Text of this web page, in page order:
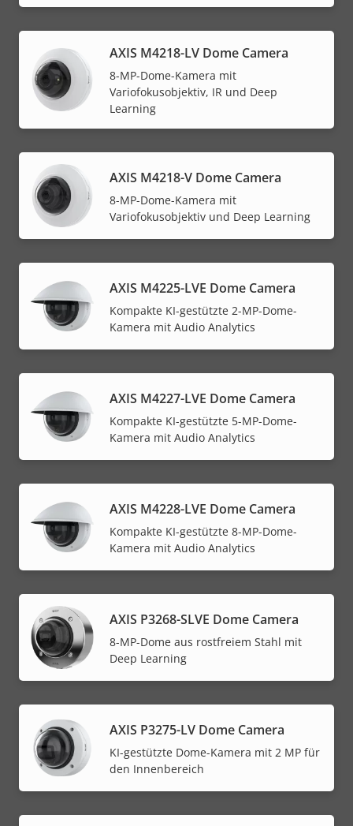
AXIS M4218-LV Dome Camera
8-MP-Dome-Kamera mit
Variofokusobjektiv, IR und Deep
Learning
AXIS M4218-V Dome Camera
8-MP-Dome-Kamera mit
Variofokusobjektiv und Deep Learning
AXIS M4225-LVE Dome Camera
Kompakte KI-gestützte 2-MP-Dome-
Kamera mit Audio Analytics
AXIS M4227-LVE Dome Camera
Kompakte KI-gestützte 5-MP-Dome-
Kamera mit Audio Analytics
AXIS M4228-LVE Dome Camera
Kompakte KI-gestützte 8-MP-Dome-
Kamera mit Audio Analytics
AXIS P3268-SLVE Dome Camera
8-MP-Dome aus rostfreiem Stahl mit
Deep Learning
AXIS P3275-LV Dome Camera
KI-gestützte Dome-Kamera mit 2 MP für
den Innenbereich